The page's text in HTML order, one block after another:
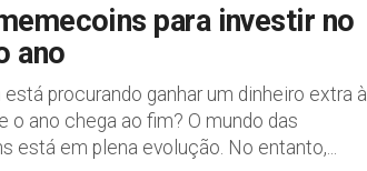
para investir no
ano
está procurando ganhar um dinheiro extra à
o ano chega ao fim? O mundo das
está em plena evolução. No entanto,...